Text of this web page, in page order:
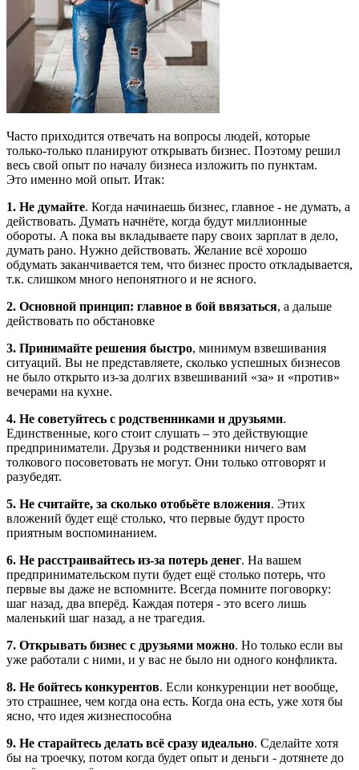
Часто приходится отвечать на вопросы людей, которые
только-только планируют открывать бизнес. Поэтому решил
весь свой опыт по началу бизнеса изложить по пунктам.
Это именно мой опыт. Итак:
1. Не думайте. Когда начинаешь бизнес, главное - не думать, а
действовать. Думать начнёте, когда будут миллионные
обороты. А пока вы вкладываете пару своих зарплат в дело,
думать рано. Нужно действовать. Желание всё хорошо
обдумать заканчивается тем, что бизнес просто откладывается,
т.к. слишком много непонятного и не ясного.
2. Основной принцип: главное в бой ввязаться, а дальше
действовать по обстановке
3. Принимайте решения быстро, минимум взвешивания
ситуаций. Вы не представляете, сколько успешных бизнесов
не было открыто из-за долгих взвешиваний «за» и «против»
вечерами на кухне.
4. Не советуйтесь с родственниками и друзьями.
Единственные, кого стоит слушать – это действующие
предприниматели. Друзья и родственники ничего вам
толкового посоветовать не могут. Они только отговорят и
разубедят.
5. Не считайте, за сколько отобьёте вложения. Этих
вложений будет ещё столько, что первые будут просто
приятным воспоминанием.
6. Не расстраивайтесь из-за потерь денег. На вашем
предпринимательском пути будет ещё столько потерь, что
первые вы даже не вспомните. Всегда помните поговорку:
шаг назад, два вперёд. Каждая потеря - это всего лишь
маленький шаг назад, а не трагедия.
7. Открывать бизнес с друзьями можно. Но только если вы
уже работали с ними, и у вас не было ни одного конфликта.
8. Не бойтесь конкурентов. Если конкуренции нет вообще,
это страшнее, чем когда она есть. Когда она есть, уже хотя бы
ясно, что идея жизнеспособна
9. Не старайтесь делать всё сразу идеально. Сделайте хотя
бы на троечку, потом когда будет опыт и деньги - дотянете до